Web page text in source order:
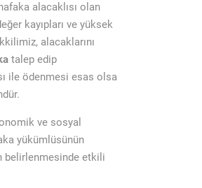
alacaklısı olan
kayıpları ve yüksek
alacaklarını
talep edip
ile ödenmesi esas olsa
ve sosyal
yükümlüsünün
belirlenmesinde etkili